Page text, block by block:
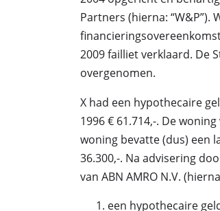
Partners (hierna: “W&P”).
2009 failliet verklaard. De
overgenomen.
X had een hypothecaire
1996 € 61.714,-. De
woning bevatte (dus) een
36.300,-. Na advisering
van ABN AMRO N.V.
een hypothecaire